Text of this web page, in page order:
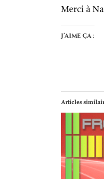
Merci à
J’aime ça :
Articles